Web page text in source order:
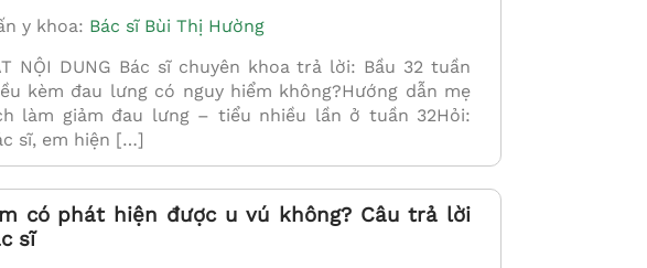
y khoa: Bác sĩ Bùi Thị Hường
NỘI DUNG Bác sĩ chuyên khoa trả lời: Bầu 32 tuần
kèm đau lưng có nguy hiểm không?Hướng dẫn mẹ
làm giảm đau lưng – tiểu nhiều lần ở tuần 32Hỏi:
sĩ, em hiện […]
có phát hiện được u vú không? Câu trả lời
sĩ